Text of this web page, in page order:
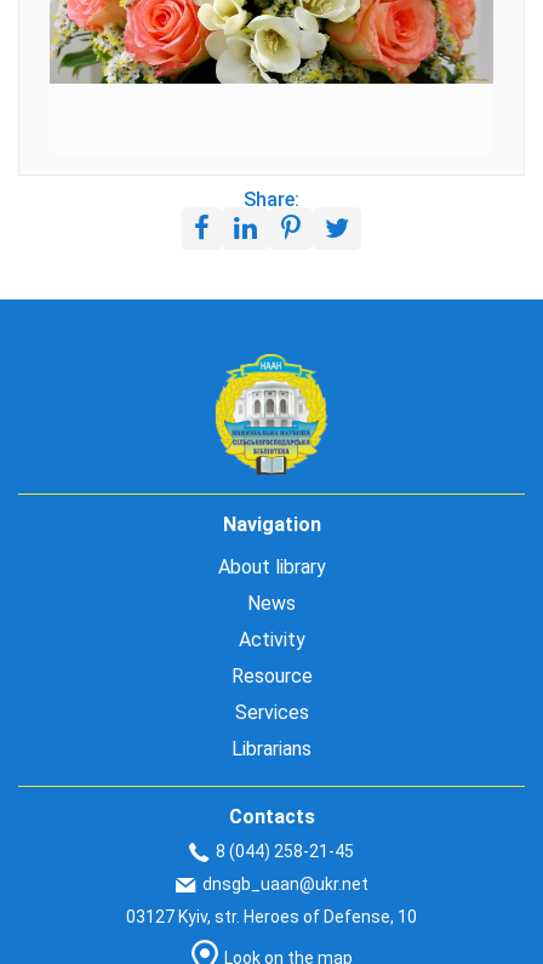
Share:
Navigation
About library
News
Activity
Resource
Services
Librarians
Contacts
8 (044) 258-21-45
dnsgb_uaan@ukr.net
03127 Kyiv, str. Heroes of Defense, 10
Look on the map